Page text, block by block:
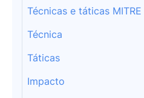
Técnicas e táticas MITRE
Técnica
Táticas
Impacto